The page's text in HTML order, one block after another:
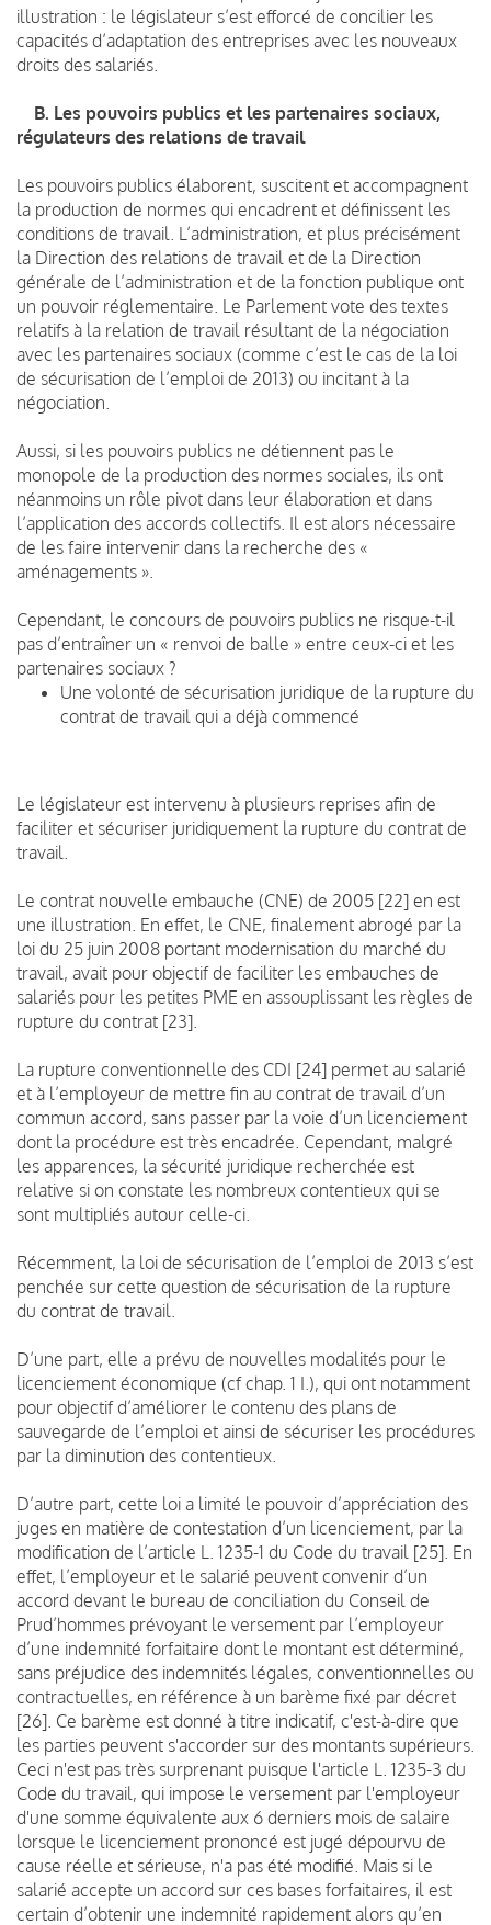
illustration : le législateur s’est efforcé de concilier les
capacités d’adaptation des entreprises avec les nouveaux
droits des salariés.
B. Les pouvoirs publics et les partenaires sociaux,
régulateurs des relations de travail
Les pouvoirs publics élaborent, suscitent et accompagnent
la production de normes qui encadrent et définissent les
conditions de travail. L’administration, et plus précisément
la Direction des relations de travail et de la Direction
générale de l’administration et de la fonction publique ont
un pouvoir réglementaire. Le Parlement vote des textes
relatifs à la relation de travail résultant de la négociation
avec les partenaires sociaux (comme c’est le cas de la loi
de sécurisation de l’emploi de 2013) ou incitant à la
négociation.
Aussi, si les pouvoirs publics ne détiennent pas le
monopole de la production des normes sociales, ils ont
néanmoins un rôle pivot dans leur élaboration et dans
l’application des accords collectifs. Il est alors nécessaire
de les faire intervenir dans la recherche des «
aménagements ».
Cependant, le concours de pouvoirs publics ne risque-t-il
pas d’entraîner un « renvoi de balle » entre ceux-ci et les
partenaires sociaux ?
Une volonté de sécurisation juridique de la rupture du
contrat de travail qui a déjà commencé
Le législateur est intervenu à plusieurs reprises afin de
faciliter et sécuriser juridiquement la rupture du contrat de
travail.
Le contrat nouvelle embauche (CNE) de 2005 [22] en est
une illustration. En effet, le CNE, finalement abrogé par la
loi du 25 juin 2008 portant modernisation du marché du
travail, avait pour objectif de faciliter les embauches de
salariés pour les petites PME en assouplissant les règles de
rupture du contrat [23].
La rupture conventionnelle des CDI [24] permet au salarié
et à l’employeur de mettre fin au contrat de travail d’un
commun accord, sans passer par la voie d’un licenciement
dont la procédure est très encadrée. Cependant, malgré
les apparences, la sécurité juridique recherchée est
relative si on constate les nombreux contentieux qui se
sont multipliés autour celle-ci.
Récemment, la loi de sécurisation de l’emploi de 2013 s’est
penchée sur cette question de sécurisation de la rupture
du contrat de travail.
D’une part, elle a prévu de nouvelles modalités pour le
licenciement économique (cf chap. 1 I.), qui ont notamment
pour objectif d’améliorer le contenu des plans de
sauvegarde de l’emploi et ainsi de sécuriser les procédures
par la diminution des contentieux.
D’autre part, cette loi a limité le pouvoir d’appréciation des
juges en matière de contestation d’un licenciement, par la
modification de l’article L. 1235-1 du Code du travail [25]. En
effet, l’employeur et le salarié peuvent convenir d’un
accord devant le bureau de conciliation du Conseil de
Prud’hommes prévoyant le versement par l’employeur
d’une indemnité forfaitaire dont le montant est déterminé,
sans préjudice des indemnités légales, conventionnelles ou
contractuelles, en référence à un barème fixé par décret
[26]. Ce barème est donné à titre indicatif, c'est-à-dire que
les parties peuvent s'accorder sur des montants supérieurs.
Ceci n'est pas très surprenant puisque l'article L. 1235-3 du
Code du travail, qui impose le versement par l'employeur
d'une somme équivalente aux 6 derniers mois de salaire
lorsque le licenciement prononcé est jugé dépourvu de
cause réelle et sérieuse, n'a pas été modifié. Mais si le
salarié accepte un accord sur ces bases forfaitaires, il est
certain d’obtenir une indemnité rapidement alors qu’en